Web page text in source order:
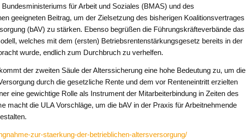
für Arbeit und Soziales (BMAS) und des
geeigneten Beitrag, um der Zielsetzung des bisherigen Koalitionsvertrages
(bAV) zu stärken. Ebenso begrüßen die Führungskräfteverbände das
welches mit dem (ersten) Betriebsrentenstärkungsgesetz bereits in der
wurde, endlich zum Durchbruch zu verhelfen.
der zweiten Säule der Alterssicherung eine hohe Bedeutung zu, um die
durch die gesetzliche Rente und dem vor Renteneintritt erzielten
eine gewichtige Rolle als Instrument der Mitarbeiterbindung in Zeiten des
macht die ULA Vorschläge, um die bAV in der Praxis für Arbeitnehmende
zur-staerkung-der-betrieblichen-altersversorgung/